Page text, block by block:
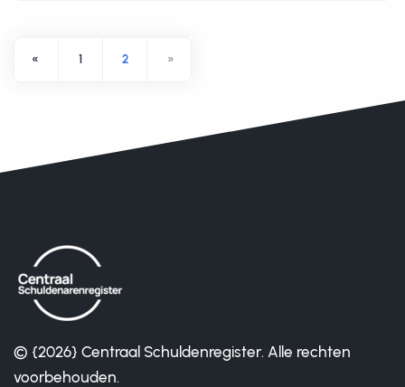
« 1 2 »
© {2026} Centraal Schuldenregister. Alle rechten
voorbehouden.